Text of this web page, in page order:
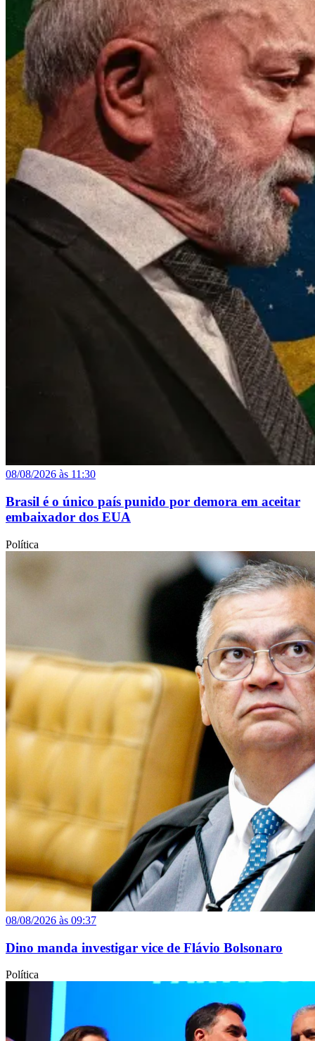
08/08/2026 às 11:30
Brasil é o único país punido por demora em aceitar
embaixador dos EUA
Política
08/08/2026 às 09:37
Dino manda investigar vice de Flávio Bolsonaro
Política